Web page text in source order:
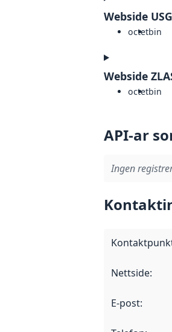
Webside
octetbin
Webside
octetbin
API-ar
Ingen
Nettside:
E-post: